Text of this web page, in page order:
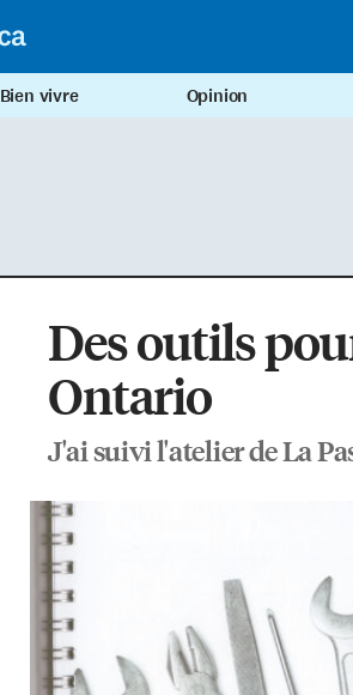
Bien vivre Opinion
Des outils
Ontario
J'ai suivi l'atelier de La